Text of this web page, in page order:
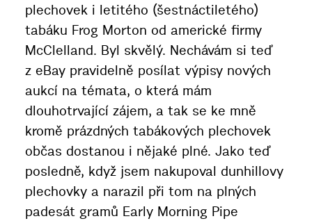
plechovek i letitého (šestnáctiletého)
tabáku Frog Morton od americké firmy
McClelland. Byl skvělý. Nechávám si teď
z eBay pravidelně posílat výpisy nových
aukcí na témata, o která mám
dlouhotrvající zájem, a tak se ke mně
kromě prázdných tabákových plechovek
občas dostanou i nějaké plné. Jako teď
posledně, když jsem nakupoval dunhillovy
plechovky a narazil při tom na plných
padesát gramů Early Morning Pipe